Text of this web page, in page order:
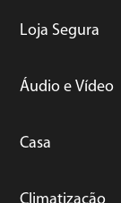
Loja Segura
Áudio e Vídeo
Casa